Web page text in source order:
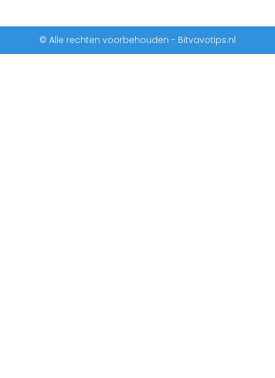
© Alle rechten voorbehouden - Bitvavotips.nl